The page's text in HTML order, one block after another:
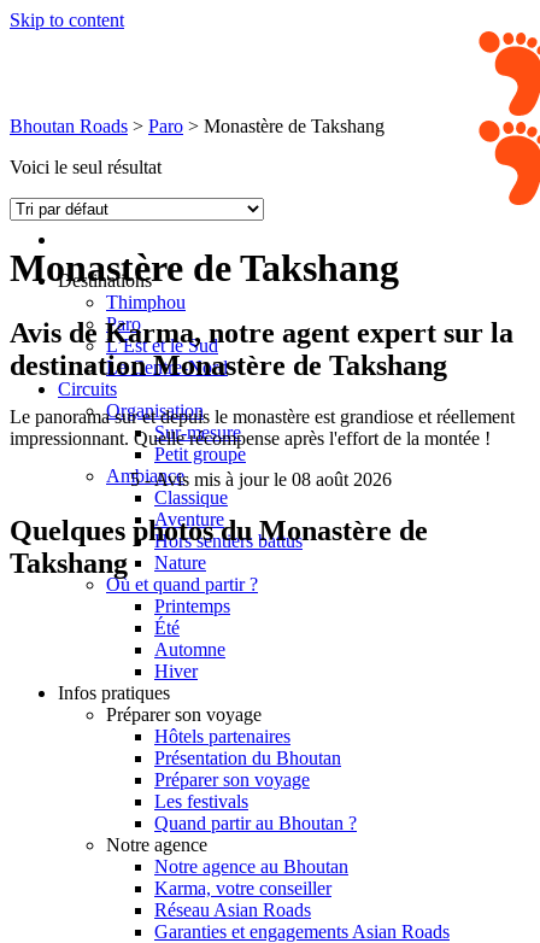
Skip to content
Destinations
Thimphou
Paro
L’Est et le Sud
Le Centre-Nord
Circuits
Organisation
Sur-mesure
Petit groupe
Ambiance
Classique
Aventure
Hors sentiers battus
Nature
Où et quand partir ?
Printemps
Été
Automne
Hiver
Infos pratiques
Préparer son voyage
Hôtels partenaires
Présentation du Bhoutan
Préparer son voyage
Les festivals
Quand partir au Bhoutan ?
Notre agence
Notre agence au Bhoutan
Karma, votre conseiller
Réseau Asian Roads
Garanties et engagements Asian Roads
Bhoutan Roads > Paro > Monastère de Takshang
Voici le seul résultat
Monastère de Takshang
Avis de Karma, notre agent expert sur la
destination Monastère de Takshang
Le panorama sur et depuis le monastère est grandiose et réellement
impressionnant. Quelle récompense après l'effort de la montée !
5- Avis mis à jour le 08 août 2026
Quelques photos du Monastère de
Takshang